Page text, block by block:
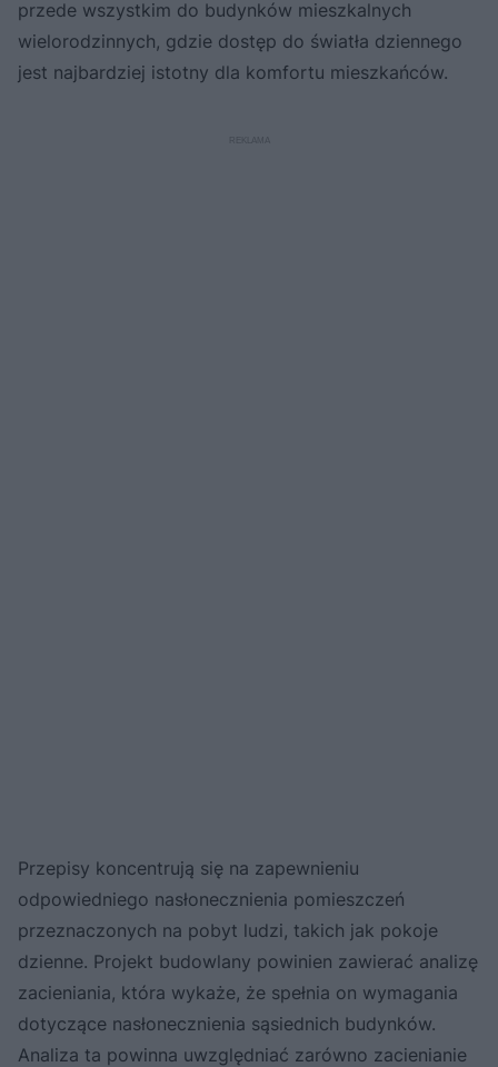
przede wszystkim do budynków mieszkalnych
wielorodzinnych, gdzie dostęp do światła dziennego
jest najbardziej istotny dla komfortu mieszkańców.
Przepisy koncentrują się na zapewnieniu
odpowiedniego nasłonecznienia pomieszczeń
przeznaczonych na pobyt ludzi, takich jak pokoje
dzienne. Projekt budowlany powinien zawierać analizę
zacieniania, która wykaże, że spełnia on wymagania
dotyczące nasłonecznienia sąsiednich budynków.
Analiza ta powinna uwzględniać zarówno zacienianie